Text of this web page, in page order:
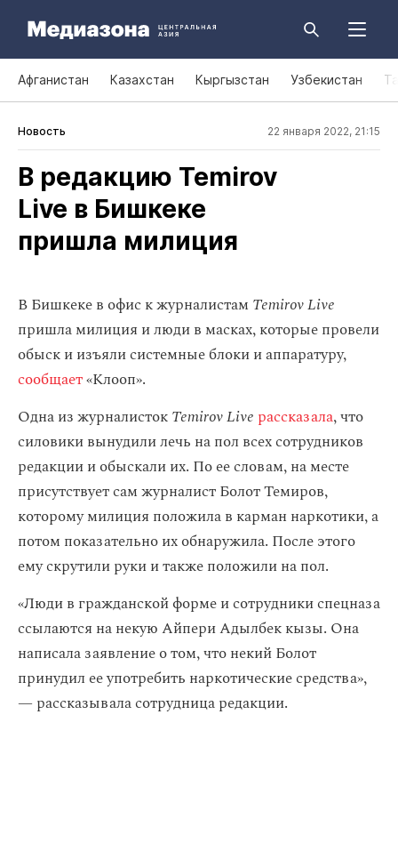
Афганистан Казахстан Кыргызстан Узбекистан
Новость 22 января 2022, 21:15
В редакцию Temirov
Live в Бишкеке
пришла милиция
В Бишкеке в офис к журналистам Temirov Live
пришла милиция и люди в масках, которые провели
обыск и изъяли системные блоки и аппаратуру,
сообщает«Клооп».
Одна из журналистокTemirov Live рассказала, что
силовики вынудили лечь на пол всех сотрудников
редакции и обыскали их. По ее словам, на месте
присутствует сам журналист Болот Темиров,
которому милиция положила в карман наркотики, а
потом показательно их обнаружила. После этого
ему скрутили руки и также положили на пол.
«Люди в гражданской форме и сотрудники спецназа
ссылаются на некую Айпери Адылбек кызы. Она
написала заявление о том, что некий Болот
принудил ее употребить наркотические средства»,
— рассказывала сотрудница редакции.